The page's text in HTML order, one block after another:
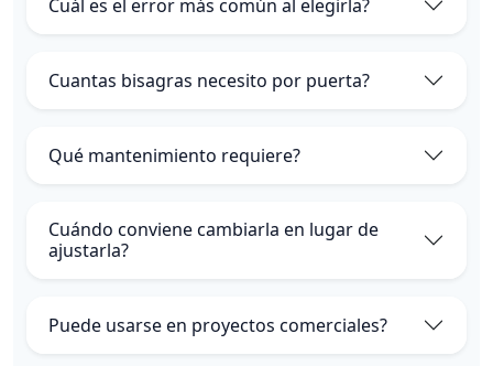
Cuál es el error más común al elegirla?
Cuantas bisagras necesito por puerta?
Qué mantenimiento requiere?
Cuándo conviene cambiarla en lugar de
ajustarla?
Puede usarse en proyectos comerciales?